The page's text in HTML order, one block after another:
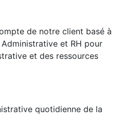
de notre client basé à
et RH pour
et des ressources
quotidienne de la